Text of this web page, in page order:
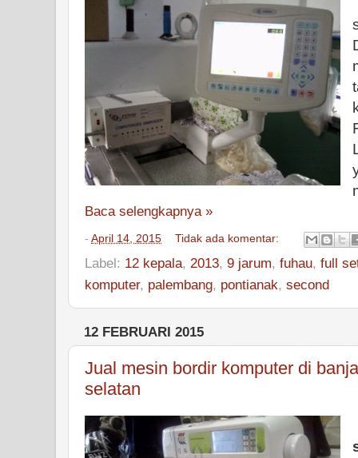
Baca selengkapnya »
- April 14, 2015 Tidak ada komentar:
Label: 12 kepala, 2013, 9 jarum, fuhau, full
komputer, palembang, pontianak, second
12 FEBRUARI 2015
Jual mesin bordir komputer di
selatan